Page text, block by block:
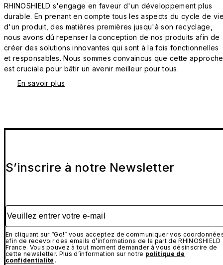
RHINOSHIELD s'engage en faveur d'un développement plus
durable. En prenant en compte tous les aspects du cycle de
d'un produit, des matières premières jusqu'à son recyclage,
nous avons dû repenser la conception de nos produits afin de
créer des solutions innovantes qui sont à la fois fonctionnelles
et responsables. Nous sommes convaincus que cette approche
est cruciale pour bâtir un avenir meilleur pour tous.
En savoir plus
S’inscrire à notre Newsletter
Veuillez entrer votre e-mail
En cliquant sur “Go!” vous acceptez de communiquer vos
afin de recevoir des emails d’informations de la part de RHINOSHIELD
France. Vous pouvez à tout moment demander à vous désinscrire de
cette newsletter. Plus d’information sur notre politique de
confidentialité .